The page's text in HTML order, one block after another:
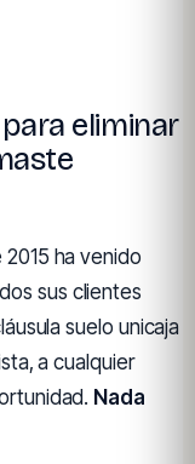
eliminar
ha venido
sus clientes
suelo unicaja
a cualquier
Nada